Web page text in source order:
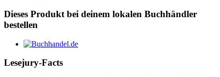
Dieses Produkt bei deinem lokalen Buchhändler
bestellen
Lesejury-Facts